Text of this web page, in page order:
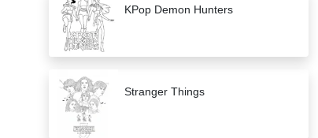
KPop Demon Hunters
Stranger Things